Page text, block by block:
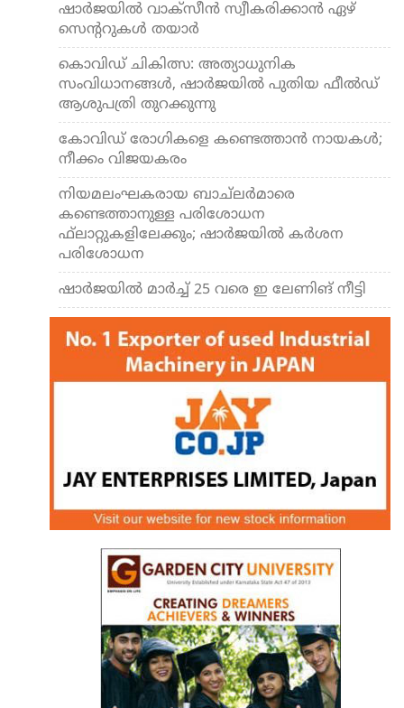
ഷാര്‍ജയില്‍ വാക്‌സീന്‍ സ്വീകരിക്കാന്‍ ഏഴ്
സെന്ററുകള്‍ തയാര്‍
കൊവിഡ് ചികിത്സ: അത്യാധുനിക
സംവിധാനങ്ങള്‍, ഷാര്‍ജയില്‍ പുതിയ ഫീല്‍ഡ്
ആശുപത്രി തുറക്കുന്നു
കോവിഡ് രോഗികളെ കണ്ടെത്താന്‍ നായകള്‍;
നീക്കം വിജയകരം
നിയമലംഘകരായ ബാച്ലര്‍മാരെ
കണ്ടെത്താനുള്ള പരിശോധന
ഫ്‌ലാറ്റുകളിലേക്കും; ഷാര്‍ജയില്‍ കര്‍ശന
പരിശോധന
ഷാര്‍ജയില്‍ മാര്‍ച്ച് 25 വരെ ഇ ലേണിങ് നീട്ടി